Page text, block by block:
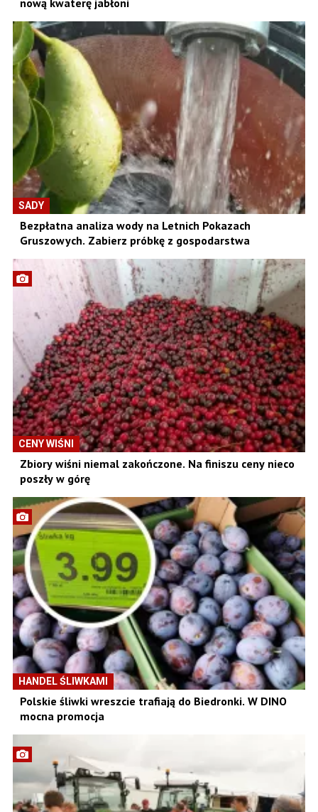
SADY
Bezpłatna analiza wody na Letnich Pokazach
Gruszowych. Zabierz próbkę z gospodarstwa
CENY WIŚNI
Zbiory wiśni niemal zakończone. Na finiszu ceny nieco
poszły w górę
HANDEL ŚLIWKAMI
Polskie śliwki wreszcie trafiają do Biedronki. W DINO
mocna promocja